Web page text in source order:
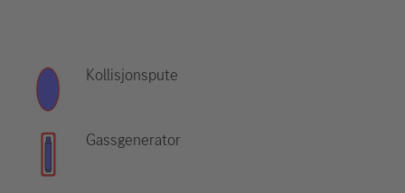
Kollisjonspute
Gassgenerator